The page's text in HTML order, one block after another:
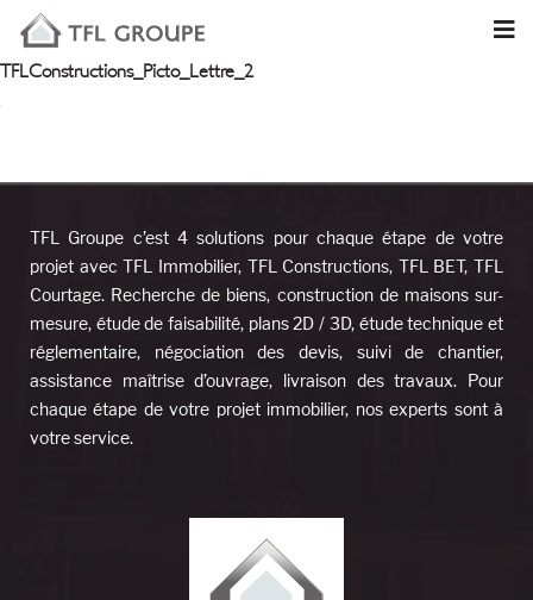
TFLConstructions_Picto_Lettre_2
TFL Groupe c’est 4 solutions pour chaque étape de votre
projet avec TFL Immobilier, TFL Constructions, TFL BET, TFL
Courtage. Recherche de biens, construction de maisons sur-
mesure, étude de faisabilité, plans 2D / 3D, étude technique et
réglementaire, négociation des devis, suivi de chantier,
assistance maîtrise d’ouvrage, livraison des travaux. Pour
chaque étape de votre projet immobilier, nos experts sont à
votre service.